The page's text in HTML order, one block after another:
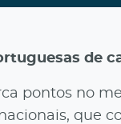
de
pontos no
que